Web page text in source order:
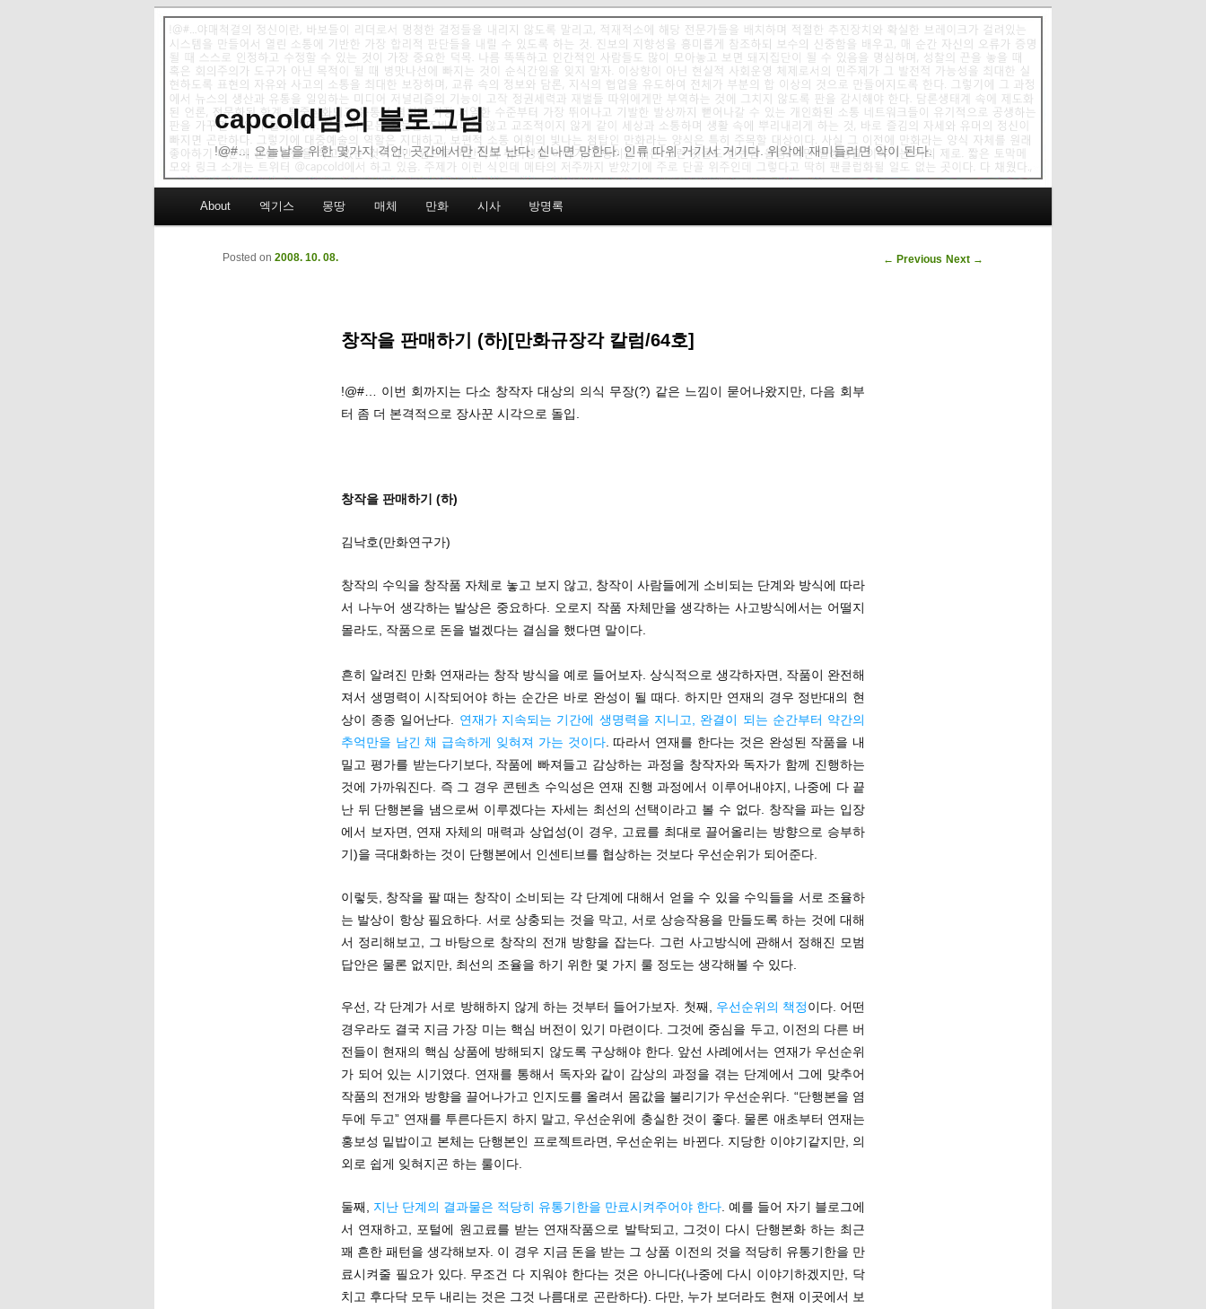
capcold님의 블로그님
!@#… 오늘날을 위한 몇가지 격언: 곳간에서만 진보 난다. 신나면 망한다. 인류 따위 거기서 거기다. 위악에 재미들리면 악이 된다.
Skip to primary content
Skip to secondary content
About 엑기스 몽땅 매체 만화 시사 방명록
Post navigation
← Previous Next →
창작을 판매하기 (하)[만화규장각 칼럼/64호]
Posted on 2008. 10. 08.
!@#… 이번 회까지는 다소 창작자 대상의 의식 무장(?) 같은 느낌이 묻어나왔지만, 다음 회부
터 좀 더 본격적으로 장사꾼 시각으로 돌입.
창작을 판매하기 (하)
김낙호(만화연구가)
창작의 수익을 창작품 자체로 놓고 보지 않고, 창작이 사람들에게 소비되는 단계와 방식에 따라
서 나누어 생각하는 발상은 중요하다. 오로지 작품 자체만을 생각하는 사고방식에서는 어떨지
몰라도, 작품으로 돈을 벌겠다는 결심을 했다면 말이다.
흔히 알려진 만화 연재라는 창작 방식을 예로 들어보자. 상식적으로 생각하자면, 작품이 완전해
져서 생명력이 시작되어야 하는 순간은 바로 완성이 될 때다. 하지만 연재의 경우 정반대의 현
상이 종종 일어난다. 연재가 지속되는 기간에 생명력을 지니고, 완결이 되는 순간부터 약간의
추억만을 남긴 채 급속하게 잊혀져 가는 것이다. 따라서 연재를 한다는 것은 완성된 작품을 내
밀고 평가를 받는다기보다, 작품에 빠져들고 감상하는 과정을 창작자와 독자가 함께 진행하는
것에 가까워진다. 즉 그 경우 콘텐츠 수익성은 연재 진행 과정에서 이루어내야지, 나중에 다 끝
난 뒤 단행본을 냄으로써 이루겠다는 자세는 최선의 선택이라고 볼 수 없다. 창작을 파는 입장
에서 보자면, 연재 자체의 매력과 상업성(이 경우, 고료를 최대로 끌어올리는 방향으로 승부하
기)을 극대화하는 것이 단행본에서 인센티브를 협상하는 것보다 우선순위가 되어준다.
이렇듯, 창작을 팔 때는 창작이 소비되는 각 단계에 대해서 얻을 수 있을 수익들을 서로 조율하
는 발상이 항상 필요하다. 서로 상충되는 것을 막고, 서로 상승작용을 만들도록 하는 것에 대해
서 정리해보고, 그 바탕으로 창작의 전개 방향을 잡는다. 그런 사고방식에 관해서 정해진 모범
답안은 물론 없지만, 최선의 조율을 하기 위한 몇 가지 룰 정도는 생각해볼 수 있다.
우선, 각 단계가 서로 방해하지 않게 하는 것부터 들어가보자. 첫째, 우선순위의 책정이다. 어떤
경우라도 결국 지금 가장 미는 핵심 버전이 있기 마련이다. 그것에 중심을 두고, 이전의 다른 버
전들이 현재의 핵심 상품에 방해되지 않도록 구상해야 한다. 앞선 사례에서는 연재가 우선순위
가 되어 있는 시기였다. 연재를 통해서 독자와 같이 감상의 과정을 겪는 단계에서 그에 맞추어
작품의 전개와 방향을 끌어나가고 인지도를 올려서 몸값을 불리기가 우선순위다. “단행본을 염
두에 두고” 연재를 투른다든지 하지 말고, 우선순위에 충실한 것이 좋다. 물론 애초부터 연재는
홍보성 밑밥이고 본체는 단행본인 프로젝트라면, 우선순위는 바뀐다. 지당한 이야기같지만, 의
외로 쉽게 잊혀지곤 하는 룰이다.
둘째, 지난 단계의 결과물은 적당히 유통기한을 만료시켜주어야 한다 . 예를 들어 자기 블로그에
서 연재하고, 포털에 원고료를 받는 연재작품으로 발탁되고, 그것이 다시 단행본화 하는 최근
꽤 흔한 패턴을 생각해보자. 이 경우 지금 돈을 받는 그 상품 이전의 것을 적당히 유통기한을 만
료시켜줄 필요가 있다. 무조건 다 지워야 한다는 것은 아니다(나중에 다시 이야기하겠지만, 닥
치고 후다닥 모두 내리는 것은 그것 나름대로 곤란하다). 다만, 누가 보더라도 현재 이곳에서 보